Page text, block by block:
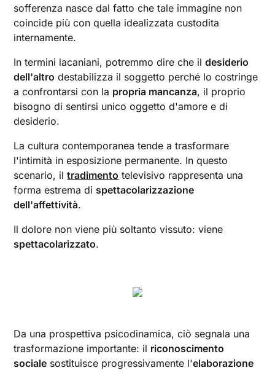
sofferenza nasce dal fatto che tale immagine non
coincide più con quella idealizzata custodita
internamente.
In termini lacaniani, potremmo dire che ildesiderio
dell'altro destabilizza il soggetto perché lo costringe
a confrontarsi con la propria mancanza, il proprio
bisogno di sentirsi unico oggetto d'amore e di
desiderio.
La cultura contemporanea tende a trasformare
l'intimità in esposizione permanente. In questo
scenario, iltradimento televisivo rappresenta una
forma estrema di spettacolarizzazione
dell'affettività.
Il dolore non viene più soltanto vissuto: viene
spettacolarizzato.
Da una prospettiva psicodinamica, ciò segnala una
trasformazione importante: il riconoscimento
sociale sostituisce progressivamente l'elaborazione